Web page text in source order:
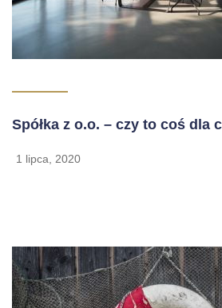
Spółka z o.o. – czy to coś dla
1 lipca, 2020